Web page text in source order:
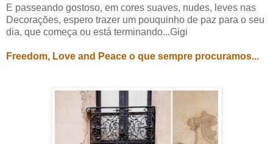
E passeando gostoso, em cores suaves, nudes, leves nas
Decorações, espero trazer um pouquinho de paz para o seu
dia, que começa ou está terminando...Gigi
Freedom, Love and Peace o que sempre procuramos...